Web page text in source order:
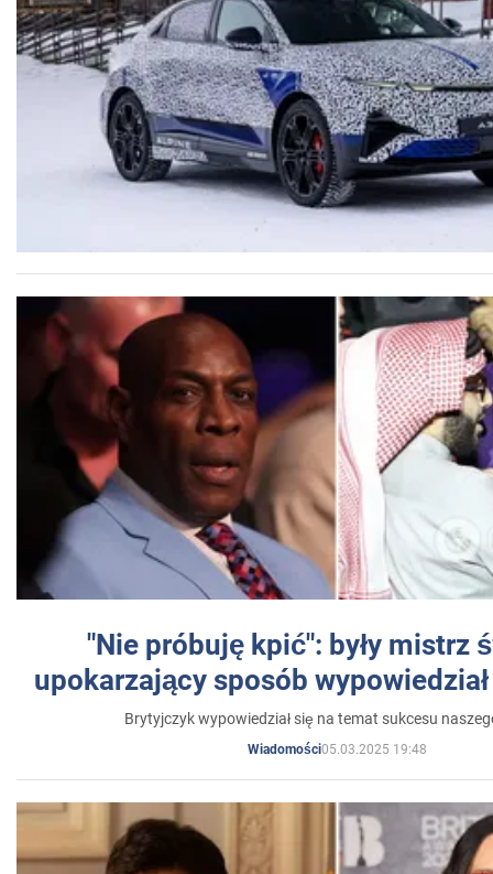
"Nie próbuję kpić": były mistrz
upokarzający sposób
Brytyjczyk wypowiedział się na temat sukcesu
Wiadomości05.03.2025 19:48